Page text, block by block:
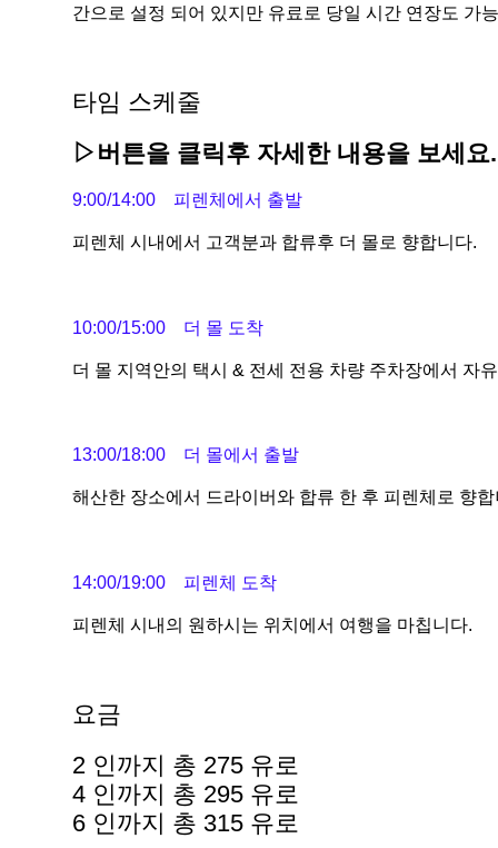
간으로 설정 되어 있지만 유료로 당일 시간 연장도 가
타임 스케줄
▷버튼을 클릭후 자세한 내용을 보세요.
9:00/14:00 피렌체에서 출발
피렌체 시내에서 고객분과 합류후 더 몰로 향합니다.
10:00/15:00 더 몰 도착
더 몰 지역안의 택시 & 전세 전용 차량 주차장에서 자
13:00/18:00 더 몰에서 출발
해산한 장소에서 드라이버와 합류 한 후 피렌체로 향
14:00/19:00 피렌체 도착
피렌체 시내의 원하시는 위치에서 여행을 마칩니다.
요금
2 인까지 총 275 유로
4 인까지 총 295 유로
6 인까지 총 315 유로